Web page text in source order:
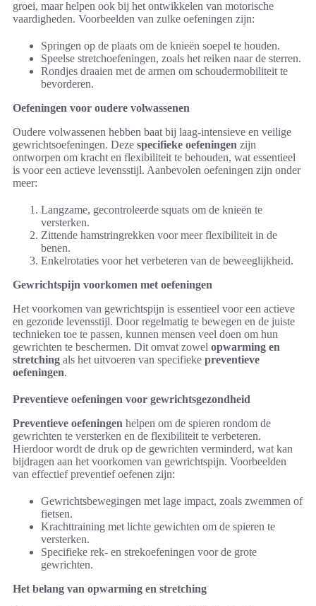
groei, maar helpen ook bij het ontwikkelen van motorische
vaardigheden. Voorbeelden van zulke oefeningen zijn:
Springen op de plaats om de knieën soepel te houden.
Speelse stretchoefeningen, zoals het reiken naar de sterren.
Rondjes draaien met de armen om schoudermobiliteit te
bevorderen.
Oefeningen voor oudere volwassenen
Oudere volwassenen hebben baat bij laag-intensieve en veilige
gewrichtsoefeningen. Deze specifieke oefeningen zijn
ontworpen om kracht en flexibiliteit te behouden, wat essentieel
is voor een actieve levensstijl. Aanbevolen oefeningen zijn onder
meer:
Langzame, gecontroleerde squats om de knieën te
versterken.
Zittende hamstringrekken voor meer flexibiliteit in de
benen.
Enkelrotaties voor het verbeteren van de beweeglijkheid.
Gewrichtspijn voorkomen met oefeningen
Het voorkomen van gewrichtspijn is essentieel voor een actieve
en gezonde levensstijl. Door regelmatig te bewegen en de juiste
technieken toe te passen, kunnen mensen veel doen om hun
gewrichten te beschermen. Dit omvat zowel opwarming en
stretching als het uitvoeren van specifieke preventieve
oefeningen.
Preventieve oefeningen voor gewrichtsgezondheid
Preventieve oefeningen helpen om de spieren rondom de
gewrichten te versterken en de flexibiliteit te verbeteren.
Hierdoor wordt de druk op de gewrichten verminderd, wat kan
bijdragen aan het voorkomen van gewrichtspijn. Voorbeelden
van effectief preventief oefenen zijn:
Gewrichtsbewegingen met lage impact, zoals zwemmen of
fietsen.
Krachttraining met lichte gewichten om de spieren te
versterken.
Specifieke rek- en strekoefeningen voor de grote
gewrichten.
Het belang van opwarming en stretching